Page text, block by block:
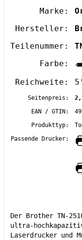
Marke:
Hersteller:
Teilenummer:
Farbe:
Reichweite:
Seitenpreis:
EAN / GTIN:
Produkttyp:
Passende Drucker:
Der Brother TN-
ultra-
Laserdrucker und